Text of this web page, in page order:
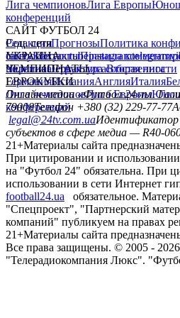
Лига чемпионовЛига Европы
конференций
САЙТ ФУТБОЛ 24
РедакцияПрогнозыПолитика
сайтуКонтактыПравила
политикаСтруктура собственности
Соц. сети
facebookxyoutubeinstagramtelegram
УКРАИНА
УкраинаПервая лигаВторая лига
ЧЕМПИОНАТЫ
ГерманияИспанияАнглияИталия
ЕВРОКУБКИ
Лига чемпионовЛига Европы
конференций
Онлайн-медиа «Футбол 24»пл.
79008Телефон +380 (32) 229-77-77
legal@24tv.com.uaИдентификатор
субъектов в сфере медиа — R40-
21+Материалы сайта
При цитировании и
на "Футбол 24" обязательна. При
использовании в сети Интернет
football24.ua
обязательное.
"Спецпроект", "Партнерский
компаний" публикуем на правах
21+Материалы сайта
Все права защищены. © 2005 - 2026
"Телерадиокомпания Люкс".